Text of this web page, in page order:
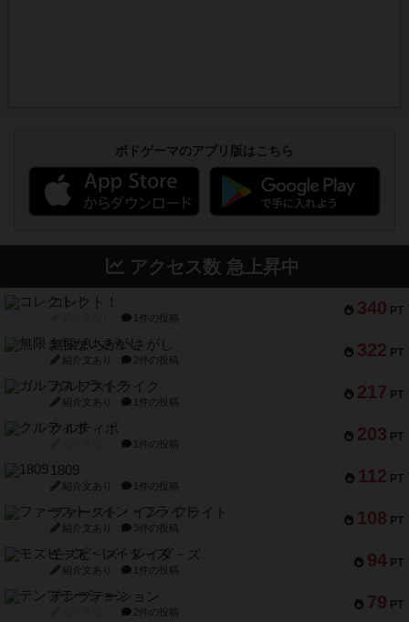
ボドゲーマのアプリ版はこちら
アクセス数 急上昇中
340 PT
コレクト！
1件の投稿
322 PT
無限まちがいさがし
紹介文あり 2件の投稿
217 PT
ガルフストライク
紹介文あり 1件の投稿
203 PT
クルティボ
1件の投稿
112 PT
1809
紹介文あり 1件の投稿
108 PT
ファースト・イン・フライト
紹介文あり 3件の投稿
94 PT
モズビ－ズ・レイダ－ズ
紹介文あり 1件の投稿
79 PT
テンプテーション
2件の投稿